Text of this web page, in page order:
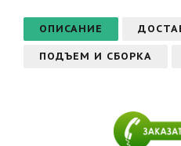
ОПИСАНИЕ
ПОДЪЕМ И СБОРКА